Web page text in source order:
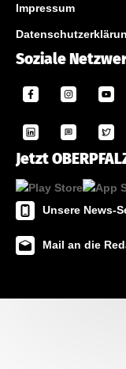
Impressum
Soziale
Jetzt
Unsere News-
Mail an die